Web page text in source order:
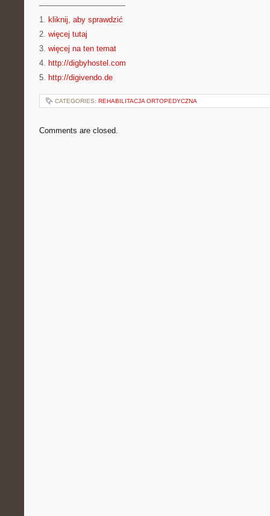
———————————
1. kliknij, aby sprawdzić
2. więcej tutaj
3. więcej na ten temat
4. http://digbyhostel.com
5. http://digivendo.de
CATEGORIES: REHABILITACJA ORTOPEDYCZNA
Comments are closed.